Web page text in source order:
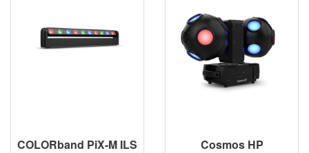
COLORband PiX-M ILS Cosmos HP